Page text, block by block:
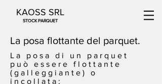
KAOSS SRL
STOCK PARQUET
La posa flottante del parquet.
La posa di un parquet
può essere flottante
(galleggiante) o
incollata;